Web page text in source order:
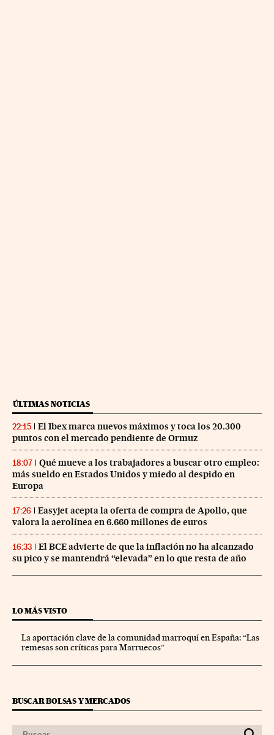
ÚLTIMAS NOTICIAS
22:15
El Ibex marca nuevos máximos y toca los 20.300
puntos con el mercado pendiente de Ormuz
18:07
Qué mueve a los trabajadores a buscar otro empleo:
más sueldo en Estados Unidos y miedo al despido en
Europa
17:26
Easyjet acepta la oferta de compra de Apollo, que
valora la aerolínea en 6.660 millones de euros
16:33
El BCE advierte de que la inflación no ha alcanzado
su pico y se mantendrá “elevada” en lo que resta de año
LO MÁS VISTO
La aportación clave de la comunidad marroquí en España: “Las
remesas son críticas para Marruecos”
BUSCAR BOLSAS Y MERCADOS